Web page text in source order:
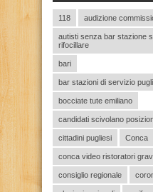
118 audizione
autisti senza bar stazione
rifocillare
bari
bar stazioni di servizio
bocciate tute emiliano
candidati scivolano
cittadini pugliesi Conca
conca video ristoratori
consiglio regionale